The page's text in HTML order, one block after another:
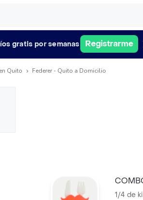
gratis por semanas Registrarme
Quito Federer - Quito a Domicilio
1/4 de